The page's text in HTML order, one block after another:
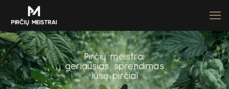
Pirčių meistrai
geriausias sprendimas
Jūsų pirčiai